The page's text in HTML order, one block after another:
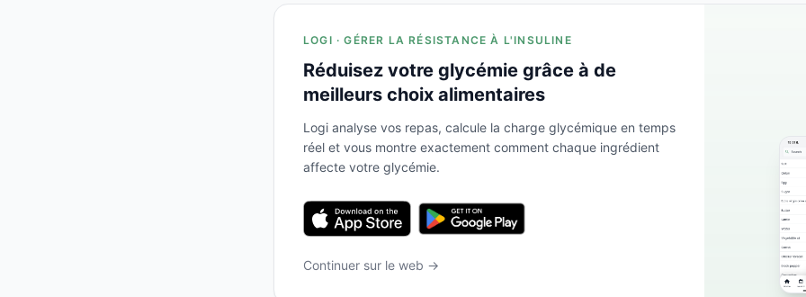
LOGI · GÉRER LA RÉSISTANCE À L'INSULINE
Réduisez votre glycémie grâce à de
meilleurs choix alimentaires
Logi analyse vos repas, calcule la charge glycémique en temps
réel et vous montre exactement comment chaque ingrédient
affecte votre glycémie.
Continuer sur le web →